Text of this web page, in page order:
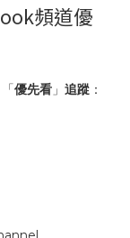
頻道優
「優先看 」 追蹤 ：